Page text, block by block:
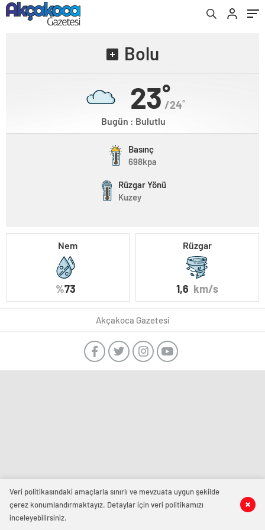
Bolu
23˚/24˚
Bugün : Bulutlu
Basınç
698kpa
Rüzgar Yönü
Kuzey
Nem
%73
Rüzgar
1,6 km/s
Akçakoca Gazetesi
Veri politikasındaki amaçlarla sınırlı ve mevzuata uygun şekilde
çerez konumlandırmaktayız. Detaylar için veri politikamızı
inceleyebilirsiniz.